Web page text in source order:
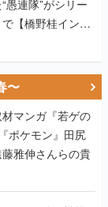
愚連隊”がシリー
【橋野桂インタ
〜
マンガ『若ゲの
ポケモン』田尻
雅伸さんらの貴